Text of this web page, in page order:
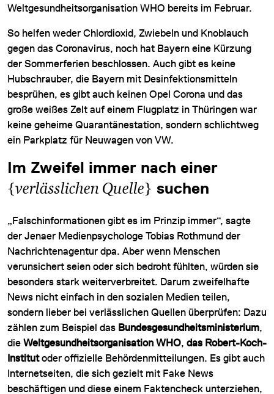
Weltgesundheitsorganisation WHO bereits im Februar.
So helfen weder Chlordioxid, Zwiebeln und Knoblauch
gegen das Coronavirus, noch hat Bayern eine Kürzung
der Sommerferien beschlossen. Auch gibt es keine
Hubschrauber, die Bayern mit Desinfektionsmitteln
besprühen, es gibt auch keinen Opel Corona und das
große weißes Zelt auf einem Flugplatz in Thüringen war
keine geheime Quarantänestation, sondern schlichtweg
ein Parkplatz für Neuwagen von VW.
Im Zweifel immer nach einer
{verlässlichen Quelle} suchen
„Falschinformationen gibt es im Prinzip immer“, sagte
der Jenaer Medienpsychologe Tobias Rothmund der
Nachrichtenagentur dpa. Aber wenn Menschen
verunsichert seien oder sich bedroht fühlten, würden sie
besonders stark weiterverbreitet. Darum zweifelhafte
News nicht einfach in den sozialen Medien teilen,
sondern lieber bei verlässlichen Quellen überprüfen: Dazu
zählen zum Beispiel das Bundesgesundheitsministerium,
die Weltgesundheitsorganisation WHO, das Robert-Koch-
Institutoder offizielle Behördenmitteilungen. Es gibt auch
Internetseiten, die sich gezielt mit Fake News
beschäftigen und diese einem Faktencheck unterziehen,